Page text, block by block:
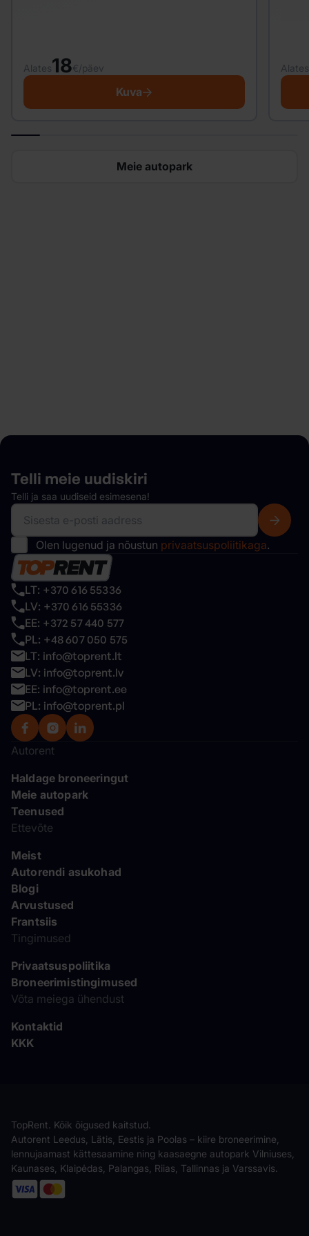
Alates18€/päev
Kuva
Alates
Meie autopark
LT: +370 616 55336
LV: +370 616 55336
EE: +372 57 440 577
PL: +48 607 050 575
LT: info@toprent.lt
LV: info@toprent.lv
EE: info@toprent.ee
PL: info@toprent.pl
Autorent
Haldage broneeringut
Meie autopark
Teenused
Ettevõte
Meist
Autorendi asukohad
Blogi
Arvustused
Frantsiis
Tingimused
Privaatsuspoliitika
Broneerimistingimused
Võta meiega ühendust
Kontaktid
KKK
Telli meie uudiskiri
Telli ja saa uudiseid esimesena!
Olen lugenud ja nõustun privaatsuspoliitikaga.
TopRent. Kõik õigused kaitstud.
Autorent Leedus, Lätis, Eestis ja Poolas – kiire broneerimine,
lennujaamast kättesaamine ning kaasaegne autopark Vilniuses,
Kaunases, Klaipėdas, Palangas, Riias, Tallinnas ja Varssavis.